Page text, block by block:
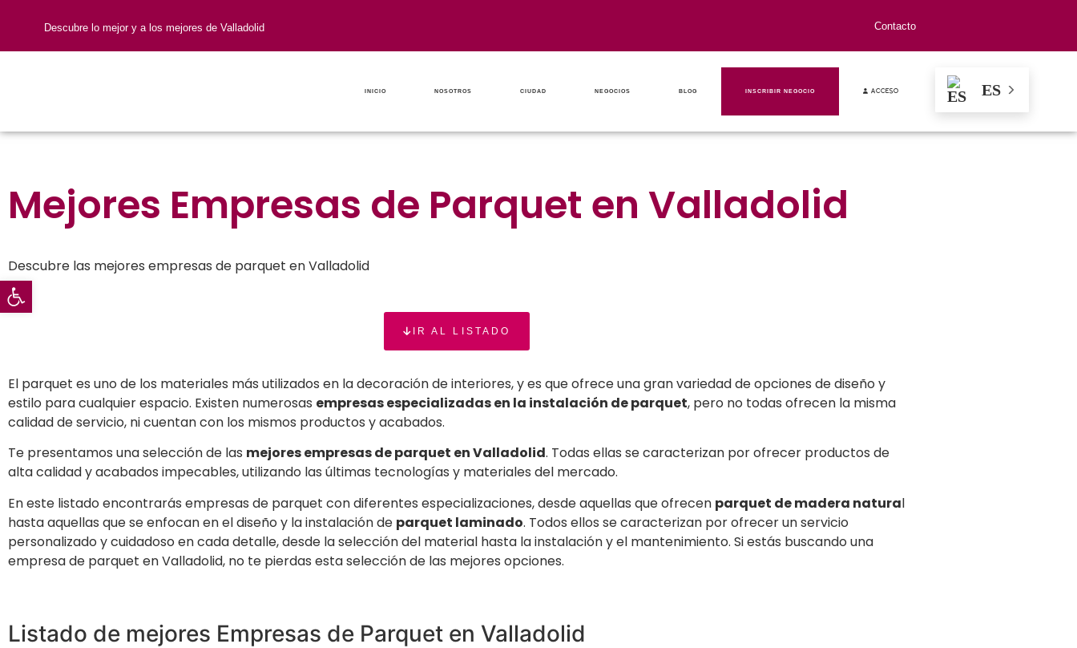
Abrir barra de herramientas
Descubre lo mejor y a los mejores de Valladolid Contacto
INICIO NOSOTROS CIUDAD NEGOCIOS BLOG INSCRIBIR NEGOCIO ACCESO ES
Mejores Empresas de Parquet en Valladolid
Descubre las mejores empresas de parquet en Valladolid
IR AL LISTADO
El parquet es uno de los materiales más utilizados en la decoración de interiores, y es que ofrece una gran variedad de opciones de diseño y
estilo para cualquier espacio. Existen numerosas empresas especializadas en la instalación de parquet, pero no todas ofrecen la misma
calidad de servicio, ni cuentan con los mismos productos y acabados.
Te presentamos una selección de las mejores empresas de parquet en Valladolid. Todas ellas se caracterizan por ofrecer productos de
alta calidad y acabados impecables, utilizando las últimas tecnologías y materiales del mercado.
En este listado encontrarás empresas de parquet con diferentes especializaciones, desde aquellas que ofrecen parquet de madera natural
hasta aquellas que se enfocan en el diseño y la instalación de parquet laminado. Todos ellos se caracterizan por ofrecer un servicio
personalizado y cuidadoso en cada detalle, desde la selección del material hasta la instalación y el mantenimiento. Si estás buscando una
empresa de parquet en Valladolid, no te pierdas esta selección de las mejores opciones.
Listado de mejores Empresas de Parquet en Valladolid